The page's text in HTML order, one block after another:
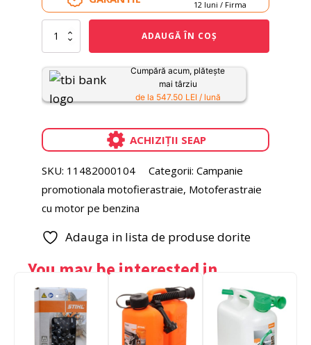
12 luni / Firma
Cantitate
Motoferastrau
MS
182
C-
40cm
1.3
ADAUGĂ ÎN COȘ
Cumpără acum, plătește
mai târziu
de la 547.50 LEI / lună
ACHIZIȚII SEAP
SKU: 11482000104 Categorii: Campanie
promotionala motofierastraie, Motoferastraie
cu motor pe benzina
Adauga in lista de produse dorite
You may be interested in…